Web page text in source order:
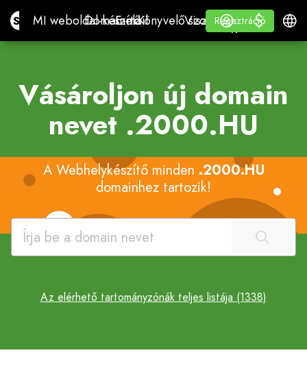
Site.proMI weboldal-készítő
MI weboldal-készítő
Domainek
Domainek
E-mail
E-mailKönyvelő szoftver
Könyvelő szoftver
Viszonteladóknak
FEHÉR CÍMKE
Tanul
Tanul
Regisztráció
Regisztráció
Bejelentkezés
$
$
Vásároljon új domain
nevet .2000.HU
A Webhelykészítő minden .2000.HU
domainhez tartozik!
Az elérhető tartományzónák teljes listája (1338)